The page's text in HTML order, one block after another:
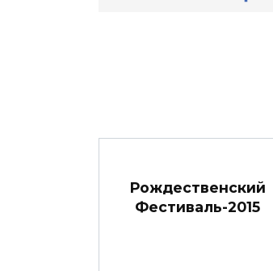
Рождественский
Фестиваль-2015